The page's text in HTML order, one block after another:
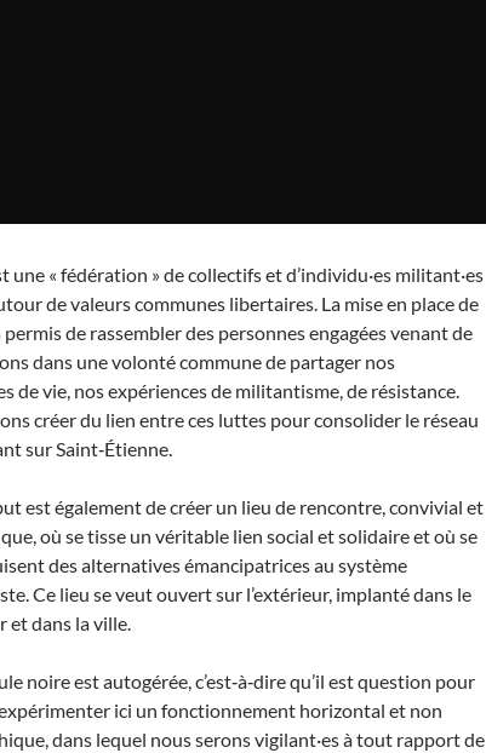
une « fédération » de collectifs et d’individu·es militant·es
de valeurs communes libertaires. La mise en place de
de rassembler des personnes engagées venant de
dans une volonté commune de partager nos
de vie, nos expériences de militantisme, de résistance.
créer du lien entre ces luttes pour consolider le réseau
sur Saint‐Étienne.
est également de créer un lieu de rencontre, convivial et
où se tisse un véritable lien social et solidaire et où se
des alternatives émancipatrices au système
Ce lieu se veut ouvert sur l’extérieur, implanté dans le
et dans la ville.
noire est autogérée, c’est‐à‐dire qu’il est question pour
ici un fonctionnement horizontal et non
dans lequel nous serons vigilant·es à tout rapport de